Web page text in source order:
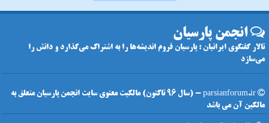
انجمن پارسیان
تالار گفتگوی ایرانیان : پارسیان فروم اندیشه‌ها را به اشتراک می‌گذارد و دانش را
می‌سازد
parsianforum.ir - (سال 96 تاکنون) مالکیت معنوی سایت انجمن پارسیان متعلق به
مالکین آن می باشد